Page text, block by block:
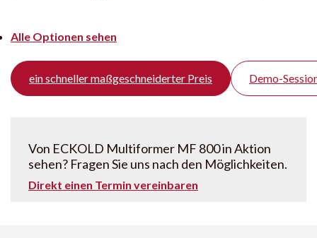
Alle Optionen sehen
ein schneller maßgeschneiderter Preis Demo-
Von ECKOLD Multiformer MF 800 in Aktion
sehen? Fragen Sie uns nach den Möglichkeiten.
Direkt einen Termin vereinbaren